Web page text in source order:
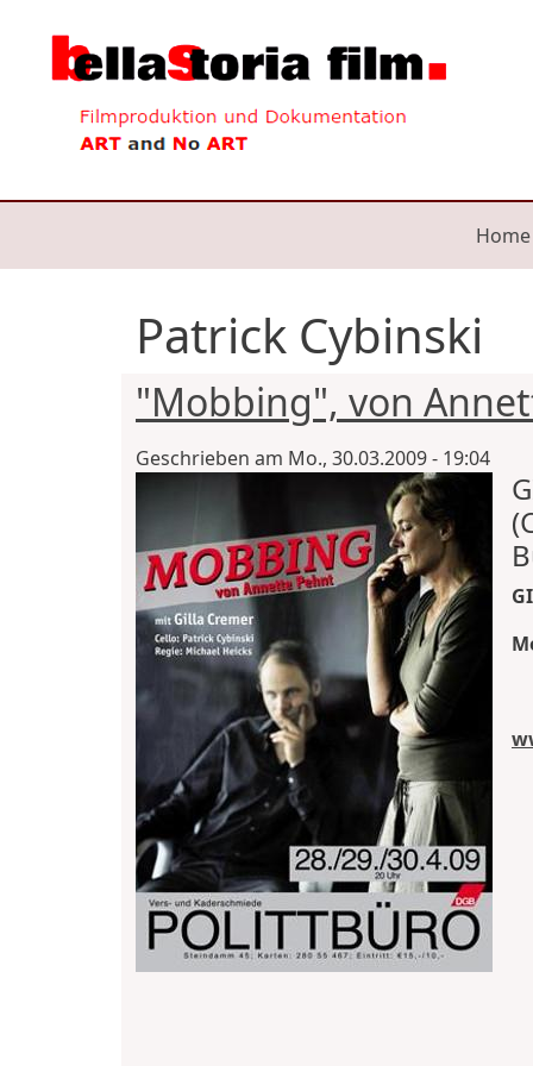
Home
Patrick Cybinski
"Mobbing", von
Geschrieben am Mo., 30.03.2009 - 19:04